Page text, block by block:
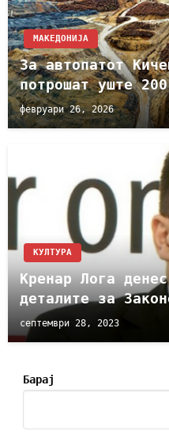
МАКЕДОНИЈА
За автопатот
потрошат уште
февруари 26, 2026
КУЛТУРА
Кренар Лога
деталите за
септември 28, 2023
Барај